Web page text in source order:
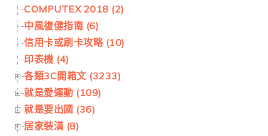
COMPUTEX 2018 (2)
中風復健指南 (6)
信用卡或刷卡攻略 (10)
印表機 (4)
各類3C開箱文 (3233)
就是愛運動 (109)
就是要出國 (36)
居家裝潢 (8)